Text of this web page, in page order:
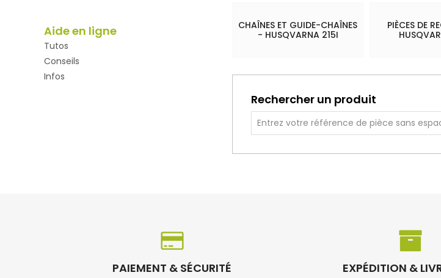
Aide en ligne
Tutos
Conseils
Infos
CHAÎNES ET GUIDE-CHAÎNES
- HUSQVARNA 215I
PIÈCES DE
Rechercher un produit
PAIEMENT & SÉCURITÉ EXPÉDITION &